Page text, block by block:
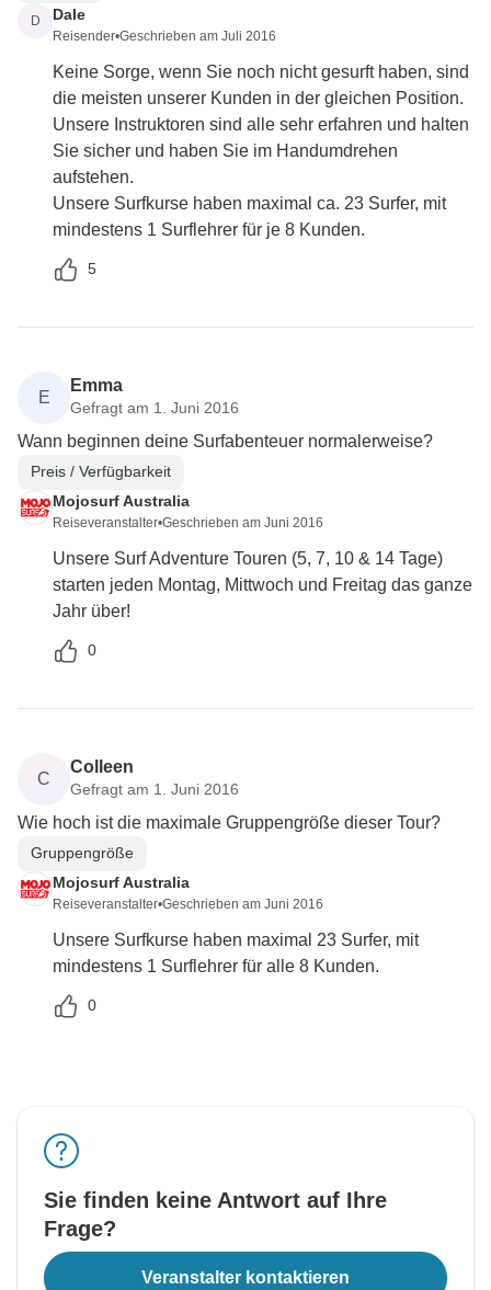
D Dale
Reisender•Geschrieben am Juli 2016
Keine Sorge, wenn Sie noch nicht gesurft haben, sind
die meisten unserer Kunden in der gleichen Position.
Unsere Instruktoren sind alle sehr erfahren und halten
Sie sicher und haben Sie im Handumdrehen
aufstehen.
Unsere Surfkurse haben maximal ca. 23 Surfer, mit
mindestens 1 Surflehrer für je 8 Kunden.
5
E
Emma
Gefragt am 1. Juni 2016
Wann beginnen deine Surfabenteuer normalerweise?
Preis / Verfügbarkeit
Mojosurf Australia
Reiseveranstalter•Geschrieben am Juni 2016
Unsere Surf Adventure Touren (5, 7, 10 & 14 Tage)
starten jeden Montag, Mittwoch und Freitag das ganze
Jahr über!
0
C
Colleen
Gefragt am 1. Juni 2016
Wie hoch ist die maximale Gruppengröße dieser Tour?
Gruppengröße
Mojosurf Australia
Reiseveranstalter•Geschrieben am Juni 2016
Unsere Surfkurse haben maximal 23 Surfer, mit
mindestens 1 Surflehrer für alle 8 Kunden.
0
Sie finden keine Antwort auf Ihre
Frage?
Veranstalter kontaktieren